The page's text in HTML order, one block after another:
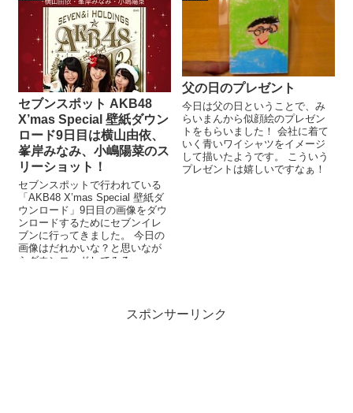
セブンスポット AKB48
X’mas Special 壁紙ダウン
ロード9日目は横山由依、
峯岸みなみ、小嶋陽菜のス
リーショット！
セブンスポットで行われている
「AKB48 X’mas Special 壁紙ダ
ウンロード」9日目の画像をダウ
ンロードするためにセブンイレ
ブンに行ってきました。 今日の
画像はだれかいな？と思いなが
らダウンロードしてみる
父の日のプレゼント
今日は父の日ということで、み
らいまんから似顔絵のプレゼン
トをもらいました！ 会社に着て
いく青いワイシャツをイメージ
して描いたようです。 こういう
プレゼントは嬉しいですなぁ！
スポンサーリンク